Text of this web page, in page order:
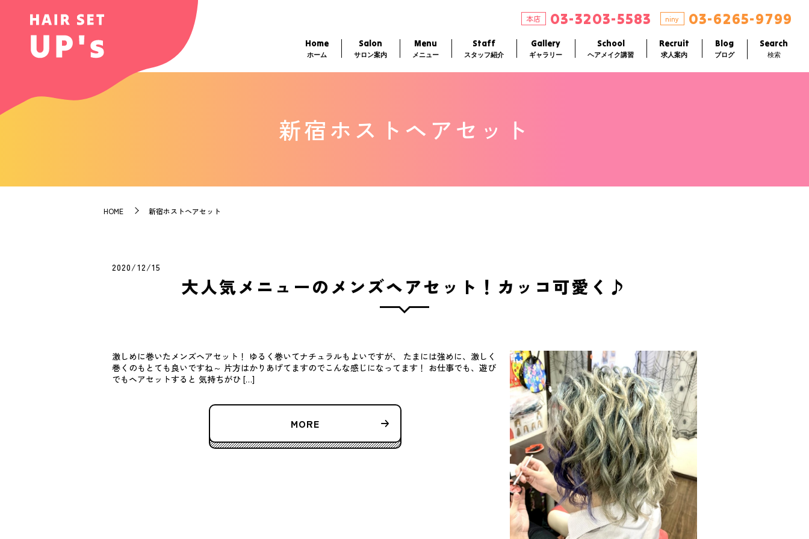
本店 03-3203-5583 niny 03-6265-9799
Home
ホーム
Salon
サロン案内
Menu
メニュー
Staff
スタッフ紹介
Gallery
ギャラリー
School
ヘアメイク講習
Recruit
求人案内
Blog
ブログ
Search
検索
新宿ホストヘアセット
HOME 新宿ホストヘアセット
2020/12/15
大人気メニューのメンズヘアセット！カッコ可愛く♪
激しめに巻いたメンズヘアセット！ ゆるく巻いてナチュラルもよいですが、 たまには強めに、激しく
巻くのもとても良いですね～ 片方はかりあげてますのでこんな感じになってます！ お仕事でも、遊び
でもヘアセットすると 気持ちがひ […]
MORE